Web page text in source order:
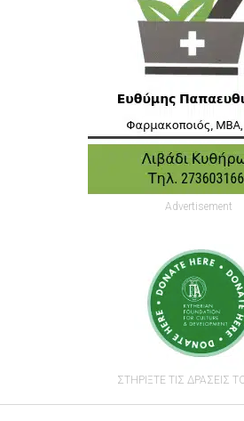
Advertisement
ΣΤΗΡΙΞΤΕ ΤΙΣ ΔΡΑΣΕΙΣ